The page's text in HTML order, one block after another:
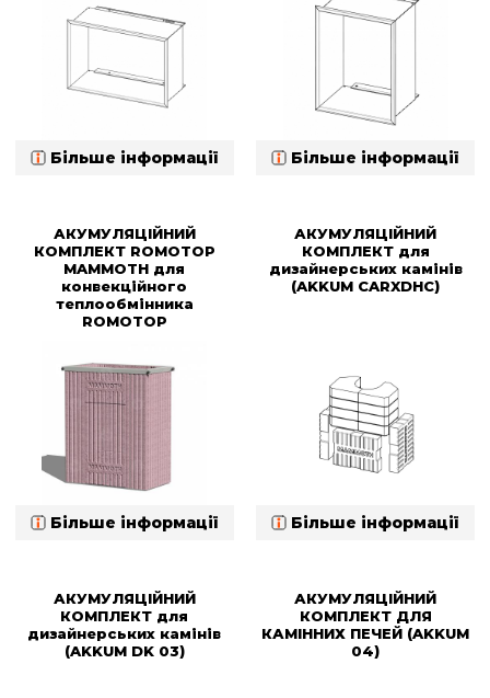
Більше інформації Більше інформації
АКУМУЛЯЦІЙНИЙ
КОМПЛЕКТ ROMOTOP
MAMMOTH для
конвекційного
теплообмінника
ROMOTOP
Більше інформації
АКУМУЛЯЦІЙНИЙ
КОМПЛЕКТ для
дизайнерських камінів
(AKKUM CARXDHC)
Більше інформації
АКУМУЛЯЦІЙНИЙ
КОМПЛЕКТ для
дизайнерських камінів
(AKKUM DK 03)
АКУМУЛЯЦІЙНИЙ
КОМПЛЕКТ ДЛЯ
КАМІННИХ ПЕЧЕЙ (AKKUM
04)